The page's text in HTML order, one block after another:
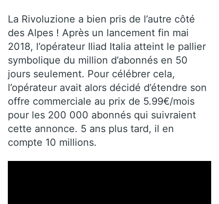
La Rivoluzione a bien pris de l’autre côté
des Alpes ! Après un lancement fin mai
2018, l’opérateur Iliad Italia atteint le pallier
symbolique du million d’abonnés en 50
jours seulement. Pour célébrer cela,
l’opérateur avait alors décidé d’étendre son
offre commerciale au prix de 5.99€/mois
pour les 200 000 abonnés qui suivraient
cette annonce. 5 ans plus tard, il en
compte 10 millions.